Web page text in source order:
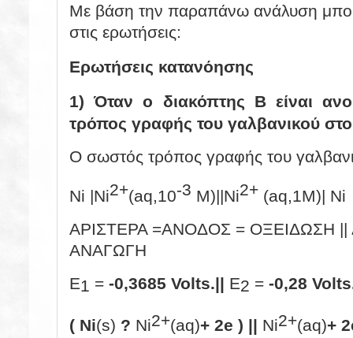
Με βάση την παραπάνω ανάλυση
στις ερωτήσεις:
Ερωτήσεις κατανόησης
1) Όταν o διακόπτης Βείναι
τρόπος γραφής του γαλβανικού
Ο σωστός τρόπος γραφής του
Ni |Ni2+(aq,10-3 M)||Ni2+ (aq,1M)| Ni
ΑΡΙΣΤΕΡΑ =ΑΝΟΔΟΣ = ΟΞΕΙΔΩΣΗ
ΑΝΑΓΩΓΗ
E1 = -0,3685 Volts.|| E2 = -0,28
( Ni(s) ? Ni2+(aq)+ 2e ) || Ni2+(aq)+